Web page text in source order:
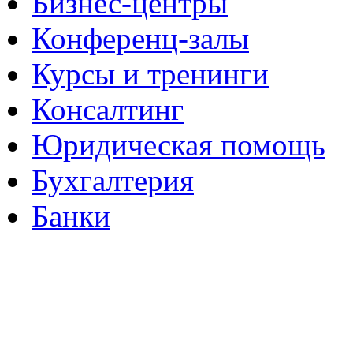
Конференц-залы
Курсы и тренинги
Консалтинг
Юридическая помощь
Бухгалтерия
Банки